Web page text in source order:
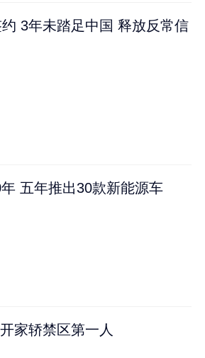
3年未踏足中国 释放反常信
年 五年推出30款新能源车
家轿禁区第一人